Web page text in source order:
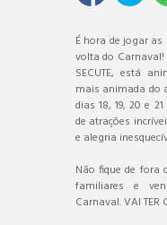
É hora de jogar
volta do Carnaval!
SECUTE, está
mais animada do
dias 18, 19, 20 e
de atrações
e alegria
Não fique de fora
familiares e
Carnaval. VAI TER